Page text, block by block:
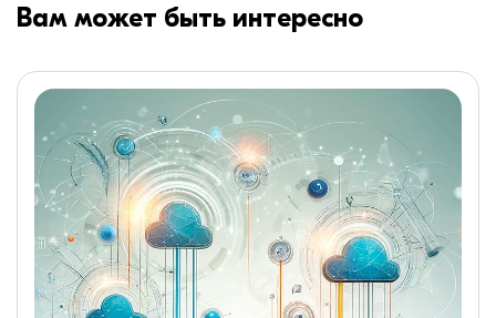
Вам может быть интересно